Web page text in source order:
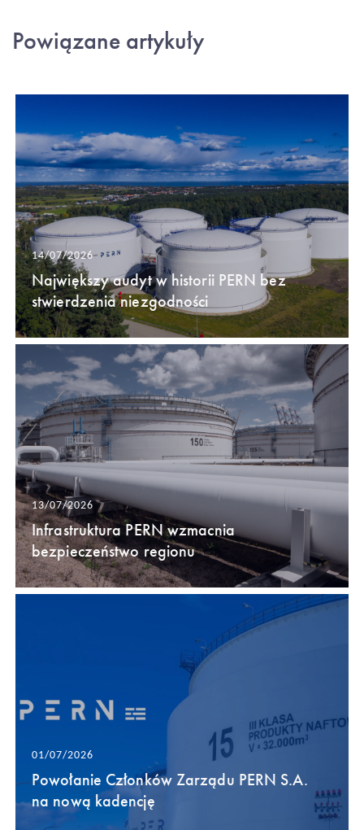
Powiązane artykuły
14/07/2026
Największy audyt w historii PERN bez
stwierdzenia niezgodności
13/07/2026
Infrastruktura PERN wzmacnia
bezpieczeństwo regionu
01/07/2026
Powołanie Członków Zarządu PERN S.A.
na nową kadencję